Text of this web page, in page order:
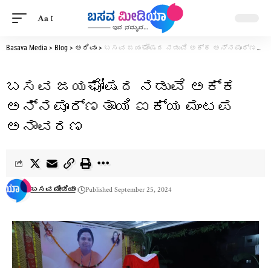
Aa
Basava Media > Blog > ಅರಿವು > ಬಸವ ಜಯಘೋಷದ ನಡುವೆ ಅಕ್ಕ ಅನ್ನಪೂರ್ಣತಾಯಿ ಐಕ್ಯ ಮಂಟಪ ಅನಾವರಣ
ಬಸವ ಜಯಘೋಷದ ನಡುವೆ ಅಕ್ಕ
ಅನ್ನಪೂರ್ಣತಾಯಿ ಐಕ್ಯ ಮಂಟಪ
ಅನಾವರಣ
ಬಸವ ಮೀಡಿಯಾ Published September 25, 2024